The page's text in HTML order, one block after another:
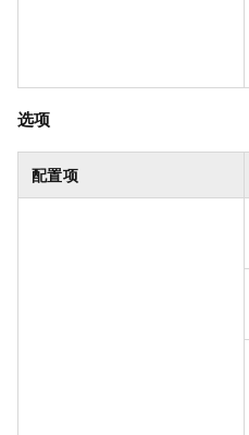
选项
配置项